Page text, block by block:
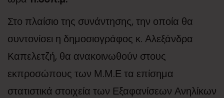
Στο πλαίσιο της συνάντησης, την οποία θα
συντονίσει η δημοσιογράφος κ. Αλεξάνδρα
Καπελετζή, θα ανακοινωθούν στους
εκπροσώπους των Μ.Μ.Ε τα επίσημα
στατιστικά στοιχεία των Εξαφανίσεων Ανηλίκων